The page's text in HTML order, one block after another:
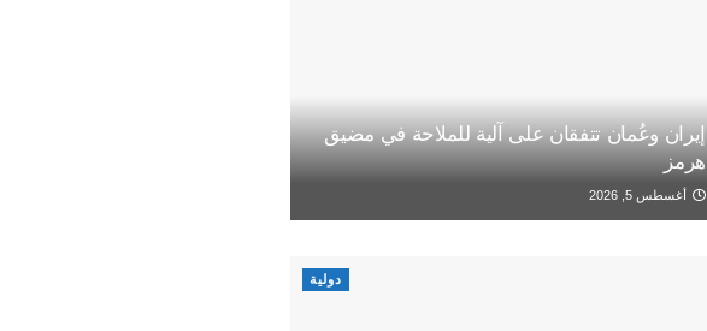
إيران وعُمان تتفقان على آلية للملاحة في مضيق
هرمز
أغسطس 5, 2026
دولية